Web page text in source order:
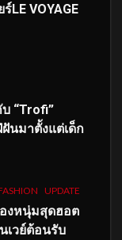
LE VOYAGE
“Trofi”
นมาตั้งแต่เด็ก
UPDATE
องหนุ่มสุดฮอต
เวย์ต้อนรับ